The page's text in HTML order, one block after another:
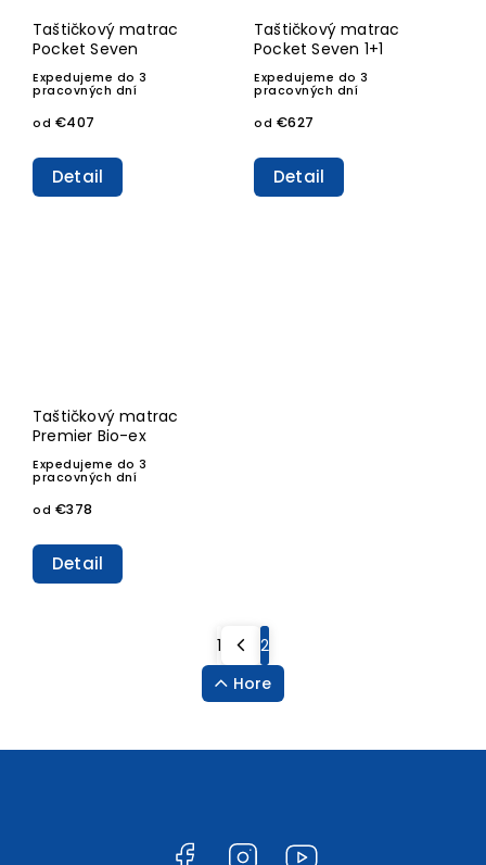
Taštičkový matrac
Pocket Seven
Expedujeme do 3
pracovných dní
od €407
Detail
Taštičkový matrac
Pocket Seven 1+1
Expedujeme do 3
pracovných dní
od €627
Detail
Taštičkový matrac
Premier Bio-ex
Expedujeme do 3
pracovných dní
od €378
Detail
1
2
Hore
Facebook Instagram